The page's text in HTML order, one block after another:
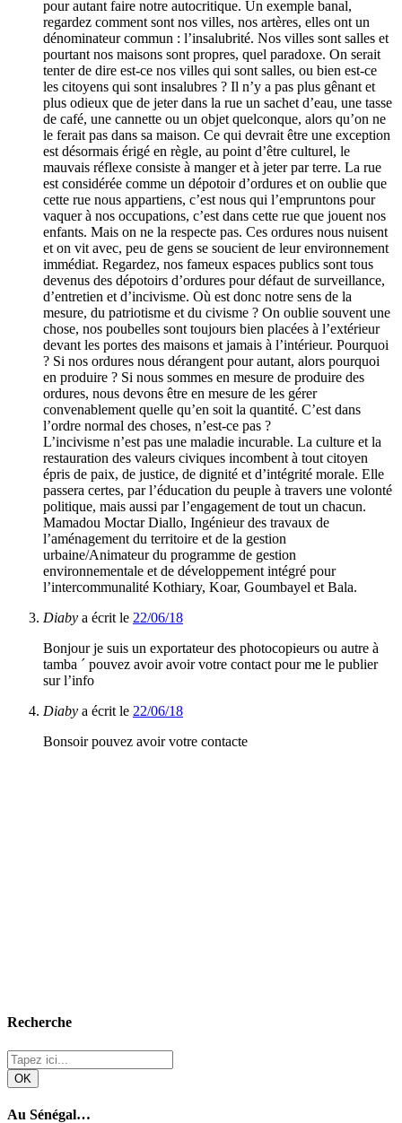
pour autant faire notre autocritique. Un exemple banal,
regardez comment sont nos villes, nos artères, elles ont un
dénominateur commun : l’insalubrité. Nos villes sont salles et
pourtant nos maisons sont propres, quel paradoxe. On serait
tenter de dire est-ce nos villes qui sont salles, ou bien est-ce
les citoyens qui sont insalubres ? Il n’y a pas plus gênant et
plus odieux que de jeter dans la rue un sachet d’eau, une tasse
de café, une cannette ou un objet quelconque, alors qu’on ne
le ferait pas dans sa maison. Ce qui devrait être une exception
est désormais érigé en règle, au point d’être culturel, le
mauvais réflexe consiste à manger et à jeter par terre. La rue
est considérée comme un dépotoir d’ordures et on oublie que
cette rue nous appartiens, c’est nous qui l’empruntons pour
vaquer à nos occupations, c’est dans cette rue que jouent nos
enfants. Mais on ne la respecte pas. Ces ordures nous nuisent
et on vit avec, peu de gens se soucient de leur environnement
immédiat. Regardez, nos fameux espaces publics sont tous
devenus des dépotoirs d’ordures pour défaut de surveillance,
d’entretien et d’incivisme. Où est donc notre sens de la
mesure, du patriotisme et du civisme ? On oublie souvent une
chose, nos poubelles sont toujours bien placées à l’extérieur
devant les portes des maisons et jamais à l’intérieur. Pourquoi
? Si nos ordures nous dérangent pour autant, alors pourquoi
en produire ? Si nous sommes en mesure de produire des
ordures, nous devons être en mesure de les gérer
convenablement quelle qu’en soit la quantité. C’est dans
l’ordre normal des choses, n’est-ce pas ?
L’incivisme n’est pas une maladie incurable. La culture et la
restauration des valeurs civiques incombent à tout citoyen
épris de paix, de justice, de dignité et d’intégrité morale. Elle
passera certes, par l’éducation du peuple à travers une volonté
politique, mais aussi par l’engagement de tout un chacun.
Mamadou Moctar Diallo, Ingénieur des travaux de
l’aménagement du territoire et de la gestion
urbaine/Animateur du programme de gestion
environnementale et de développement intégré pour
l’intercommunalité Kothiary, Koar, Goumbayel et Bala.
Diaby a écrit le 22/06/18
Bonjour je suis un exportateur des photocopieurs ou autre à
tamba ´ pouvez avoir avoir votre contact pour me le publier
sur l’info
Diaby a écrit le 22/06/18
Bonsoir pouvez avoir votre contacte
Recherche
Au Sénégal…